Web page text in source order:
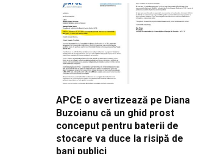
APCE o avertizează pe Diana
Buzoianu că un ghid prost
conceput pentru baterii de
stocare va duce la risipă de
bani publici